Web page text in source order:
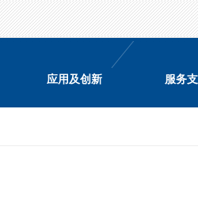
应用及创新 服务